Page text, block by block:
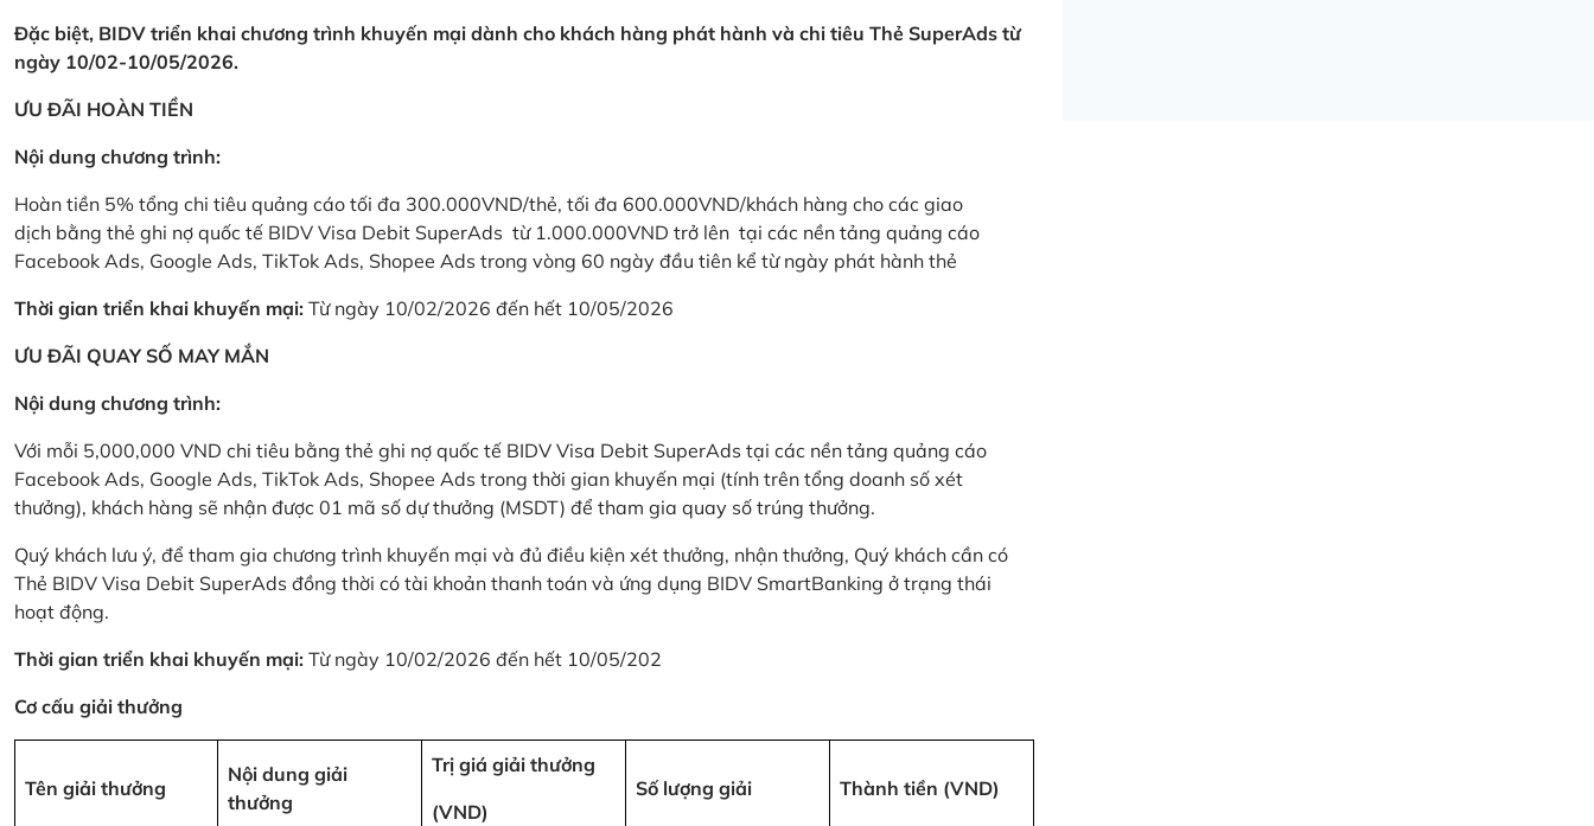
Đặc biệt, BIDV triển khai chương trình khuyến mại dành cho khách hàng phát hành và chi tiêu Thẻ SuperAds từ
ngày 10/02-10/05/2026.
ƯU ĐÃI HOÀN TIỀN
Nội dung chương trình:
Hoàn tiền 5% tổng chi tiêu quảng cáo tối đa 300.000VND/thẻ, tối đa 600.000VND/khách hàng cho các giao
dịch bằng thẻ ghi nợ quốc tế BIDV Visa Debit SuperAds từ 1.000.000VND trở lên tại các nền tảng quảng cáo
Facebook Ads, Google Ads, TikTok Ads, Shopee Ads trong vòng 60 ngày đầu tiên kể từ ngày phát hành thẻ
Thời gian triển khai khuyến mại: Từ ngày 10/02/2026 đến hết 10/05/2026
ƯU ĐÃI QUAY SỐ MAY MẮN
Nội dung chương trình:
Với mỗi 5,000,000 VND chi tiêu bằng thẻ ghi nợ quốc tế BIDV Visa Debit SuperAds tại các nền tảng quảng cáo
Facebook Ads, Google Ads, TikTok Ads, Shopee Ads trong thời gian khuyến mại (tính trên tổng doanh số xét
thưởng), khách hàng sẽ nhận được 01 mã số dự thưởng (MSDT) để tham gia quay số trúng thưởng.
Quý khách lưu ý, để tham gia chương trình khuyến mại và đủ điều kiện xét thưởng, nhận thưởng, Quý khách cần có
Thẻ BIDV Visa Debit SuperAds đồng thời có tài khoản thanh toán và ứng dụng BIDV SmartBanking ở trạng thái
hoạt động.
Thời gian triển khai khuyến mại: Từ ngày 10/02/2026 đến hết 10/05/202
Cơ cấu giải thưởng
Tên giải thưởng
Nội dung giải
thưởng
Trị giá giải thưởng
(VND)
Số lượng giải Thành tiền (VND)